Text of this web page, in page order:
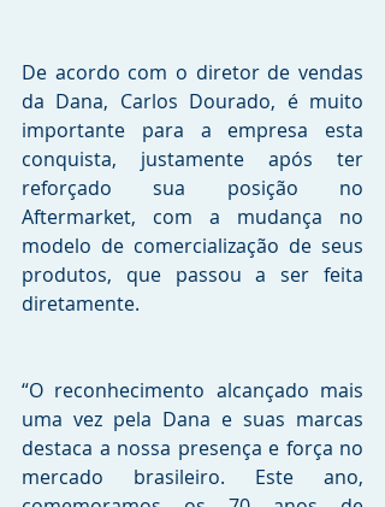
De acordo com o diretor de vendas
da Dana, Carlos Dourado, é muito
importante para a empresa esta
conquista, justamente após ter
reforçado sua posição no
Aftermarket, com a mudança no
modelo de comercialização de seus
produtos, que passou a ser feita
diretamente.
“O reconhecimento alcançado mais
uma vez pela Dana e suas marcas
destaca a nossa presença e força no
mercado brasileiro. Este ano,